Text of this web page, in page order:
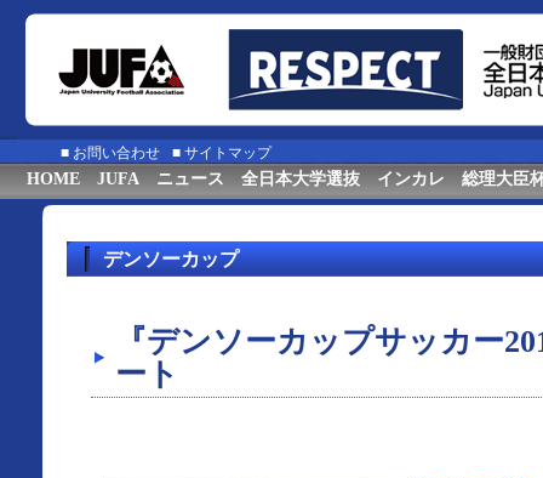
■ お問い合わせ ■ サイトマップ
HOME JUFA ニュース 全日本大学選抜 インカレ 総理大臣
デンソーカップ
『デンソーカップサッカー
ート